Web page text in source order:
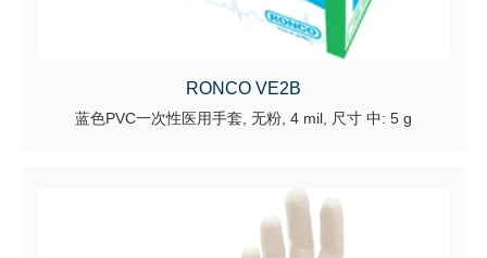
RONCO VE2B
蓝色PVC一次性医用手套, 无粉, 4 mil, 尺寸 中: 5 g